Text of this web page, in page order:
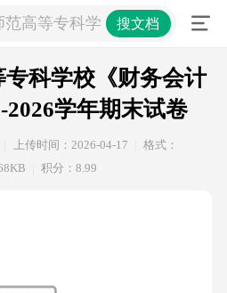
范高等专科学校《财务会计法
搜文档
专科学校《财务会计
2026学年期末试卷
上传时间：2026-04-17
格式：
积分：8.99